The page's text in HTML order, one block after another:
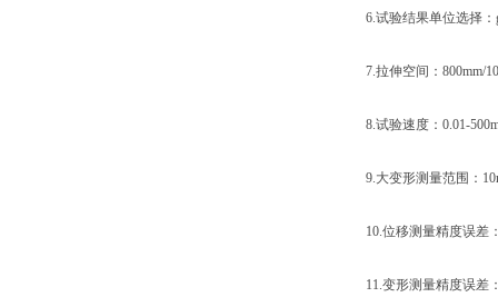
6.试验结果单位选择：
7.拉伸空间：800mm/
8.试验速度：0.01-
9.大变形测量范围：
10.位移测量精度误差
11.变形测量精度误差